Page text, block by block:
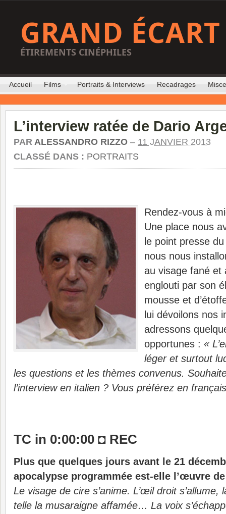
GRAND ÉCART
ÉTIREMENTS CINÉPHILES
Accueil Films Portraits & Interviews Recadrages
L’interview ratée de Dario
PAR ALESSANDRO RIZZO – 11 JANVIER 2013
CLASSÉ DANS : PORTRAITS
Rendez-vous à
Une place nous
le point presse
nous nous
au visage fané et
englouti par son
mousse et
lui dévoilons nos
adressons
opportunes : «
léger et surtout
les questions et les thèmes convenus.
l’interview en italien ? Vous préférez en
TC in 0:00:00 ◘ REC
Plus que quelques jours avant le 21
apocalypse programmée est-elle l’œuvre
Le visage de cire s’anime. L’œil droit s’allume,
telle la musaraigne affamée… La voix